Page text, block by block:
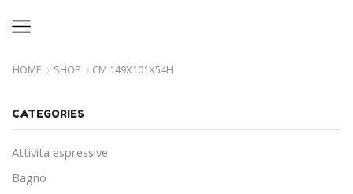
HOME SHOP CM 149X101X54H
CATEGORIES
Attivita espressive
Bagno